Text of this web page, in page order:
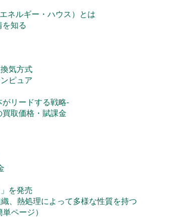
ネルギー・ハウス）とは
知る
気方式
ピュア
がリードする戦略-
取価格・賦課金
を発売
、熱処理によって多様な性質を持つ
ページ）